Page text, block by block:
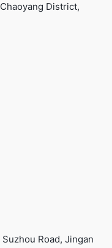
District,
Road, Jingan